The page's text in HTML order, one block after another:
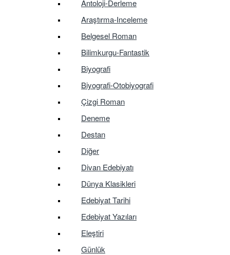
Antoloji-Derleme
Araştırma-Inceleme
Belgesel Roman
Bilimkurgu-Fantastik
Biyografi
Biyografi-Otobiyografi
Çizgi Roman
Deneme
Destan
Diğer
Divan Edebiyatı
Dünya Klasikleri
Edebiyat Tarihi
Edebiyat Yazıları
Eleştiri
Günlük